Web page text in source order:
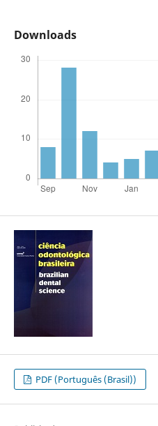
Downloads
PDF (Português (Brasil))